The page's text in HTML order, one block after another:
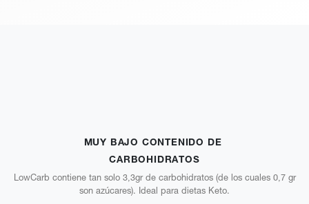
MUY BAJO CONTENIDO DE
CARBOHIDRATOS
LowCarb contiene tan solo 3,3gr de carbohidratos (de los cuales 0,7 gr
son azúcares). Ideal para dietas Keto.